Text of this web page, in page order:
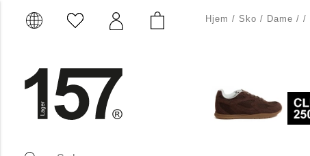
Hjem / Sko / Dame / /